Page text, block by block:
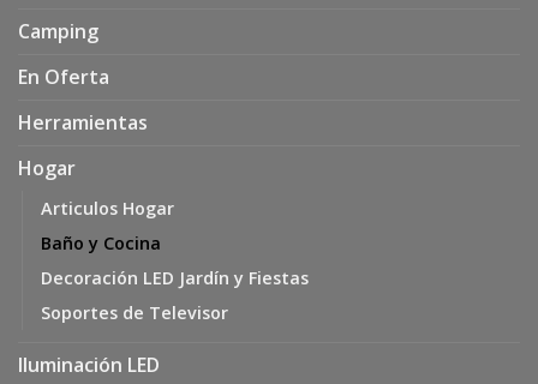
Camping
En Oferta
Herramientas
Hogar
Articulos Hogar
Baño y Cocina
Decoración LED Jardín y Fiestas
Soportes de Televisor
Iluminación LED